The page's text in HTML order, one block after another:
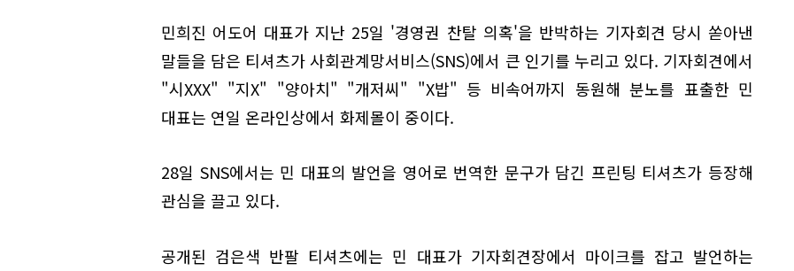
민희진 어도어 대표가 지난 25일 '경영권 찬탈 의혹'을 반박하는 기자회견 당시 쏟아낸
말들을 담은 티셔츠가 사회관계망서비스(SNS)에서 큰 인기를 누리고 있다. 기자회견에서
"시XXX" "지X" "양아치" "개저씨" "X밥" 등 비속어까지 동원해 분노를 표출한 민
대표는 연일 온라인상에서 화제몰이 중이다.
28일 SNS에서는 민 대표의 발언을 영어로 번역한 문구가 담긴 프린팅 티셔츠가 등장해
관심을 끌고 있다.
공개된 검은색 반팔 티셔츠에는 민 대표가 기자회견장에서 마이크를 잡고 발언하는